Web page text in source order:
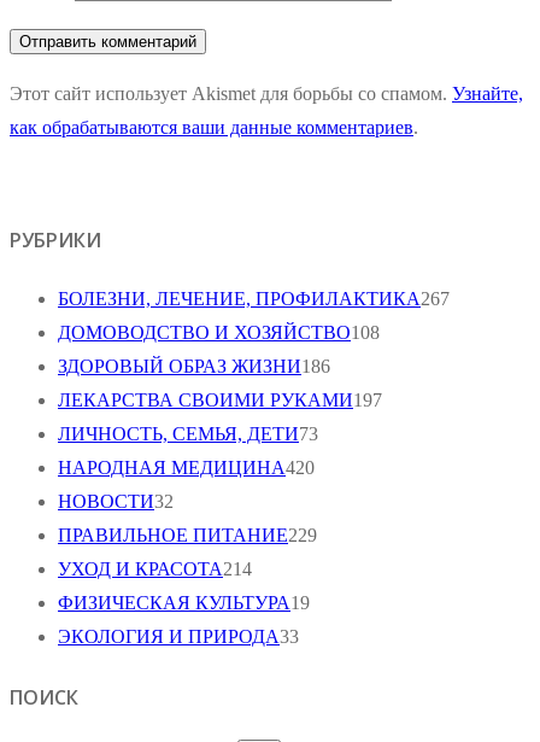
Этот сайт использует Akismet для борьбы со спамом. Узнайте,
как обрабатываются ваши данные комментариев.
РУБРИКИ
БОЛЕЗНИ, ЛЕЧЕНИЕ, ПРОФИЛАКТИКА267
ДОМОВОДСТВО И ХОЗЯЙСТВО108
ЗДОРОВЫЙ ОБРАЗ ЖИЗНИ186
ЛЕКАРСТВА СВОИМИ РУКАМИ197
ЛИЧНОСТЬ, СЕМЬЯ, ДЕТИ73
НАРОДНАЯ МЕДИЦИНА420
НОВОСТИ32
ПРАВИЛЬНОЕ ПИТАНИЕ229
УХОД И КРАСОТА214
ФИЗИЧЕСКАЯ КУЛЬТУРА19
ЭКОЛОГИЯ И ПРИРОДА33
ПОИСК